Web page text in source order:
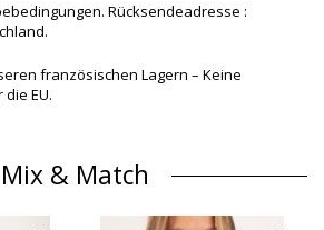
Rücksendeadresse :
französischen Lagern – Keine
EU.
Mix & Match